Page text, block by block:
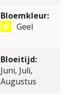
Bloemkleur:
Geel
Bloeitijd:
Juni, Juli,
Augustus